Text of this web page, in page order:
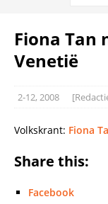
Fiona Tan
Venetië
2-12, 2008
Volkskrant: Fiona
Share this:
Facebook